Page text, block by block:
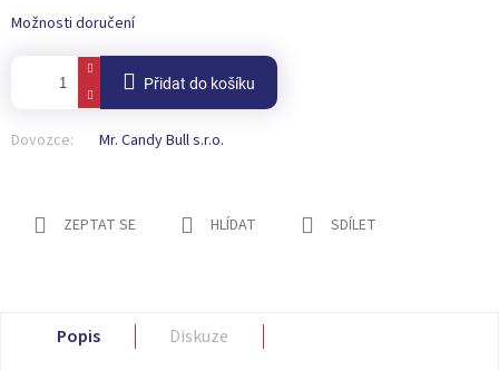
Možnosti doručení
Přidat do košíku
Dovozce: Mr. Candy Bull s.r.o.
ZEPTAT SE HLÍDAT SDÍLET
Popis
Diskuze